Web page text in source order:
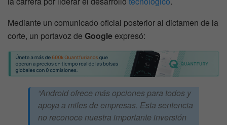
Mediante un comunicado oficial posterior al dictamen de la
corte, un portavoz de Googleexpresó:
“Android ofrece más opciones para todos y
apoya a miles de empresas. Esta sentencia
no reconoce nuestra importante inversión